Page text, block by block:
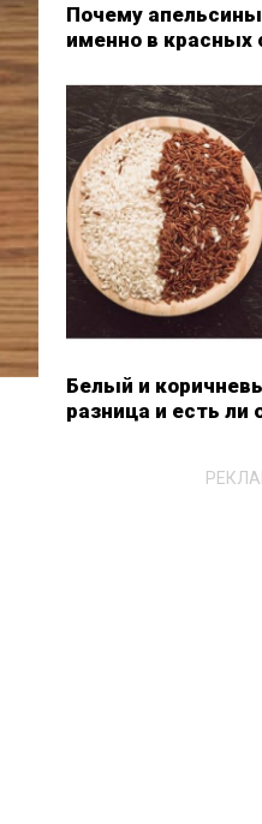
Почему
именно в красных
Белый и
разница и есть ли